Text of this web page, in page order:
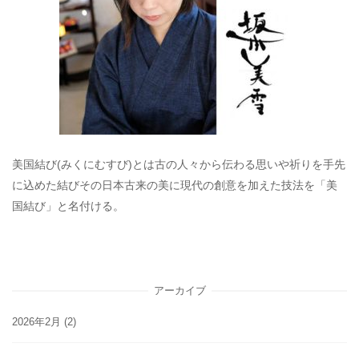
美国結び(みくにむすび)とは古の人々から伝わる思いや祈りを手先
に込めた結びその日本古来の美に現代の創意を加えた技法を「美
国結び」と名付ける。
アーカイブ
2026年2月 (2)